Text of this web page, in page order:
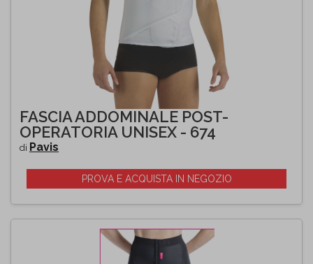
FASCIA ADDOMINALE POST-
OPERATORIA UNISEX - 674
di Pavis
PROVA E ACQUISTA IN NEGOZIO